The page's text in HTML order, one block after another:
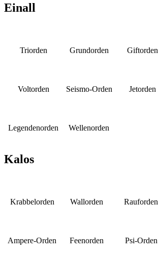
Einall
Triorden Grundorden Giftorden
Voltorden Seismo-Orden Jetorden
Legendenorden Wellenorden
Kalos
Krabbelorden Wallorden Rauforden
Ampere-Orden Feenorden Psi-Orden